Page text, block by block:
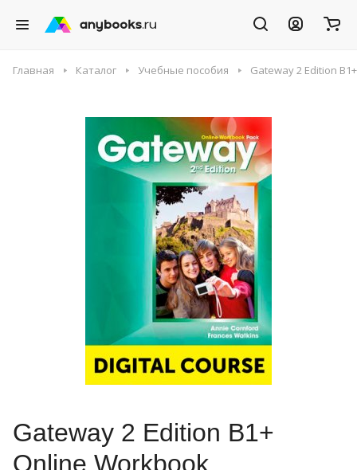
Главная Каталог Учебные пособия Gateway 2 Edition
Gateway 2 Edition B1+
Online Workbook